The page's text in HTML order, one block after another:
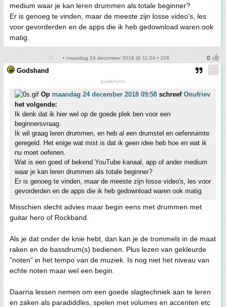
medium waar je kan leren drummen als totale beginner?
Er is genoeg te vinden, maar de meeste zijn losse video's, les
voor gevorderden en de apps die ik heb gedownload waren ook
matig.
• maandag 24 december 2018 @ 11:24 • 206
Godshand
guide4you
Op maandag 24 december 2018 09:58 schreef Onufriev
het volgende:
Ik denk dat ik hier wel op de goede plek ben voor een
beginnersvraag.
Ik wil graag leren drummen, en heb al een drumstel en oefenruimte
geregeld. Het enige wat mist is dat ik geen idee heb hoe en wat ik
nu moet oefenen.
Wat is een goed of bekend YouTube kanaal, app of ander medium
waar je kan leren drummen als totale beginner?
Er is genoeg te vinden, maar de meeste zijn losse video's, les voor
gevorderden en de apps die ik heb gedownload waren ook matig.
Misschien slecht advies maar begin eens met drummen met
guitar hero of Rockband.
Als je dat onder de knie hebt, dan kan je de trommels in de maat
raken en de bassdrum(s) bedienen. Plus lezen van gekleurde
"noten" in het tempo van de muziek. Is nog niet het niveau van
echte noten maar wel een begin.
Daarna lessen nemen om een goede slagtechniek aan te leren
en zaken als paradiddles, spelen met volumes en accenten etc